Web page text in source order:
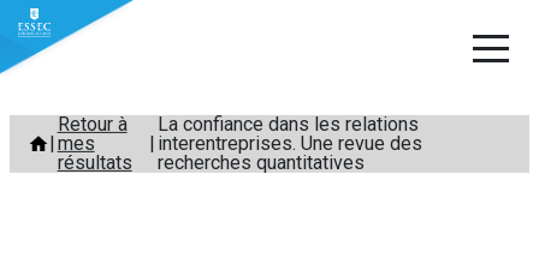
Aller
contenu
Retour à
mes
résultats
La confiance dans les relations
interentreprises. Une revue des
recherches quantitatives